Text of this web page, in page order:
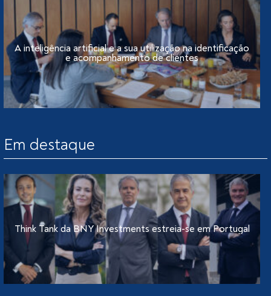
A inteligência artificial e a sua utilização na identificação
e acompanhamento de clientes
Em destaque
Think Tank da BNY Investments estreia-se em Portugal